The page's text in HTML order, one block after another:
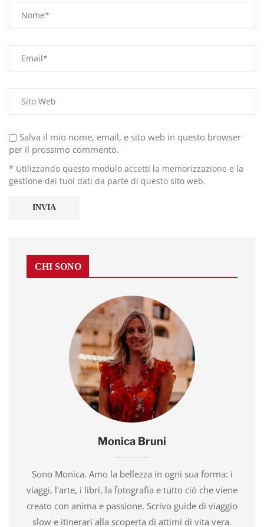
Salva il mio nome, email, e sito web in questo browser
per il prossimo commento.
* Utilizzando questo modulo accetti la memorizzazione e la
gestione dei tuoi dati da parte di questo sito web.
CHI SONO
Monica Bruni
Sono Monica. Amo la bellezza in ogni sua forma: i
viaggi, l'arte, i libri, la fotografia e tutto ciò che viene
creato con anima e passione. Scrivo guide di viaggio
slow e itinerari alla scoperta di attimi di vita vera.